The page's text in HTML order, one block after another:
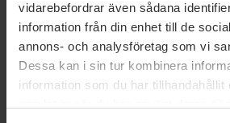
vidarebefordrar även sådana
information från din enhet till de
annons- och analysföretag som vi
Dessa kan i sin tur kombinera
information som du har tillhandahållit
Att Trollhättan avslutar
stöd och delägarskap i
inte är ett kommunalt ansvar och
hållbar framtid.